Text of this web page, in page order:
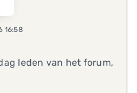
16:58
leden van het forum,